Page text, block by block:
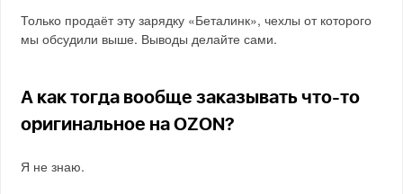
Только продаёт эту зарядку «Беталинк», чехлы от которого
мы обсудили выше. Выводы делайте сами.
А как тогда вообще заказывать что-то
оригинальное на OZON?
Я не знаю.